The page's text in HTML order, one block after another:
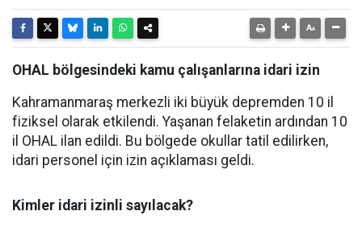
OHAL bölgesindeki kamu çalışanlarına idari izin
Kahramanmaraş merkezli iki büyük depremden 10 il
fiziksel olarak etkilendi. Yaşanan felaketin ardından 10
il OHAL ilan edildi. Bu bölgede okullar tatil edilirken,
idari personel için izin açıklaması geldi.
Kimler idari izinli sayılacak?